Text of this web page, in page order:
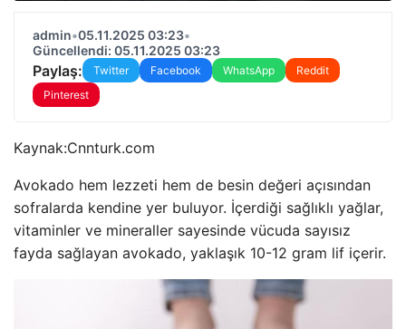
admin•05.11.2025 03:23•
Güncellendi: 05.11.2025 03:23
Paylaş: Twitter Facebook WhatsApp
Reddit
Pinterest
Kaynak:Cnnturk.com
Avokado hem lezzeti hem de besin değeri açısından
sofralarda kendine yer buluyor. İçerdiği sağlıklı yağlar,
vitaminler ve mineraller sayesinde vücuda sayısız
fayda sağlayan avokado, yaklaşık 10-12 gram lif içerir.